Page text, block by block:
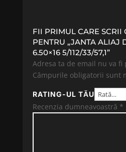
FII PRIMUL CARE SCRII
PENTRU „JANTA ALIAJ
6.50×16 5/112/33/57,1”
Adresa ta de email nu va fi
Câmpurile obligatorii sunt
RATING-UL TĂU
Recenzia dumneavoastră *